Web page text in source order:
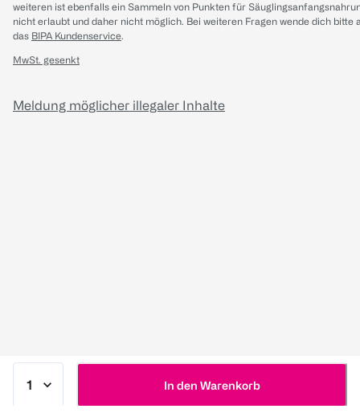
In den Warenkorb
weiteren ist ebenfalls ein Sammeln von Punkten für
nicht erlaubt und daher nicht möglich. Bei weiteren Fragen wende dich bitte
das BIPA Kundenservice.
MwSt. gesenkt
Meldung möglicher illegaler Inhalte